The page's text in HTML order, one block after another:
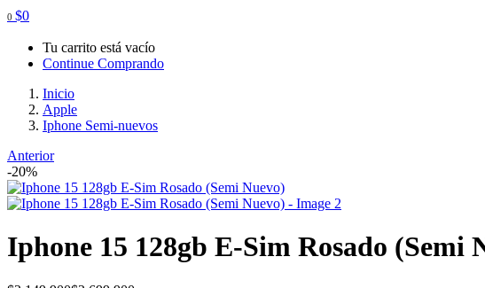
0 $0
Tu carrito está vacío
Continue Comprando
Inicio
Apple
Iphone Semi-nuevos
Anterior
-20%
Iphone 15 128gb E-Sim Rosado (Semi